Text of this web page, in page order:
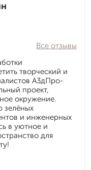
Все отзывы
творческий и
А3дПро-
проект,
окружение.
зелёных
и инженерных
в уютное и
для